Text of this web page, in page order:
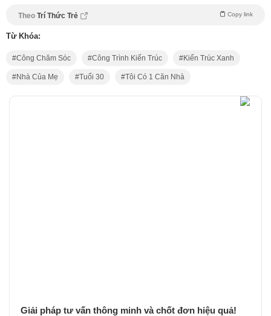
Theo Trí Thức Trẻ Copy link
Từ Khóa:
Công Chăm Sóc Công Trình Kiến Trúc Kiến Trúc Xanh
Nhà Của Mẹ Tuổi 30 Tôi Có 1 Căn Nhà
Giải pháp tư vấn thông minh và chốt đơn hiệu quả!